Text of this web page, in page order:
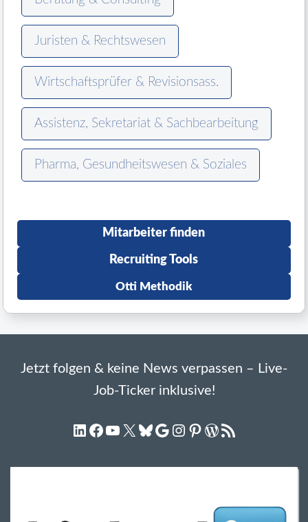
Juristen & Rechtswesen
Wirtschaftsprüfer & Revisionsass.
Assistenz, Sekretariat & Sachbearbeitung
Pharma, Gesundheitswesen & Soziales
Mitarbeiter finden
Recruiting Tools
Otti Methodik
Jetzt folgen & keine News verpassen – Live-
Job-Ticker inklusive!